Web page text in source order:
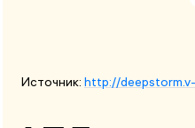
Источник: http://